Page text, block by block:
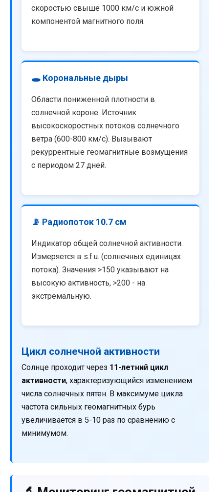
скоростью свыше 1000 км/с и южной
компонентой магнитного поля.
🕳️ Корональные дыры
Области пониженной плотности в
солнечной короне. Источник
высокоскоростных потоков солнечного
ветра (600-800 км/с). Вызывают
рекуррентные геомагнитные возмущения
с периодом 27 дней.
📡 Радиопоток 10.7 см
Индикатор общей солнечной активности.
Измеряется в s.f.u. (солнечных единицах
потока). Значения >150 указывают на
высокую активность, >200 - на
экстремальную.
Цикл солнечной активности
Солнце проходит через 11-летний цикл
активности, характеризующийся изменением
числа солнечных пятен. В максимуме цикла
частота сильных геомагнитных бурь
увеличивается в 5-10 раз по сравнению с
минимумом.